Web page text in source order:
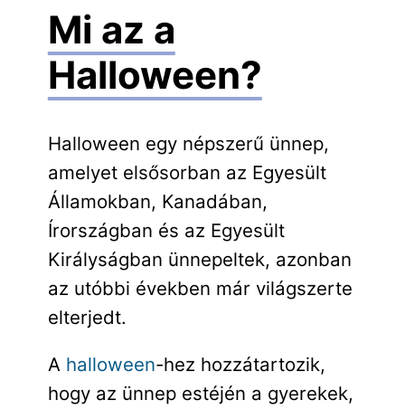
Mi az a
Halloween?
Halloween egy népszerű ünnep,
amelyet elsősorban az Egyesült
Államokban, Kanadában,
Írországban és az Egyesült
Királyságban ünnepeltek, azonban
az utóbbi években már világszerte
elterjedt.
A halloween-hez hozzátartozik,
hogy az ünnep estéjén a gyerekek,